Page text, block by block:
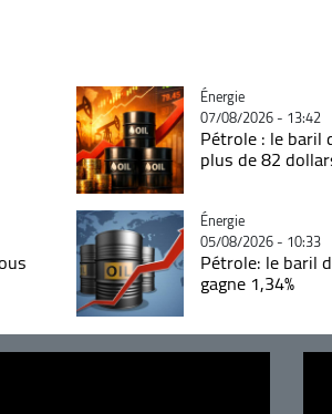
Catégorie
Énergie
07/08/2026 - 13:42
Pétrole : le baril
plus de 82
Catégorie
Énergie
05/08/2026 - 10:33
Pétrole: le baril
gagne 1,34%